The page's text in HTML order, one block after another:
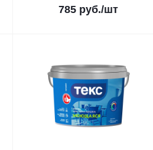
785 руб./шт